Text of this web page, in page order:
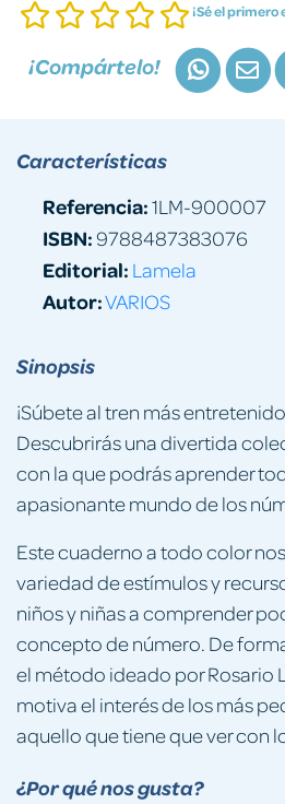
¡Sé el primero
¡Compártelo!
Sinopsis
¡Súbete al tren más
Descubrirás una divertida
con la que podrás aprender
apasionante mundo de los
Este cuaderno a todo color
variedad de estímulos y
niños y niñas a comprender
concepto de número. De
el método ideado por Rosario
motiva el interés de los más
aquello que tiene que ver con
¿Por qué nos gusta?
Características
Referencia:1LM-900007
ISBN:9788487383076
Editorial: Lamela
Autor:VARIOS